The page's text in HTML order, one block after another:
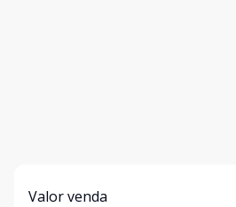
Valor venda